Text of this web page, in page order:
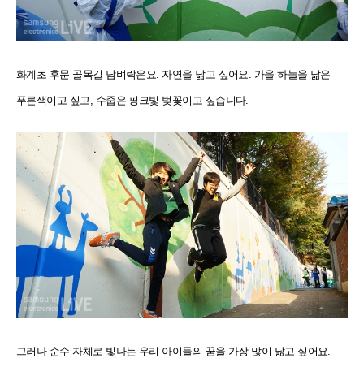
화계초 후문 골목길 담벼락은요. 자연을 닮고 싶어요. 가을 하늘을 닮은
푸른색이고 싶고, 수줍은 핑크빛 벚꽃이고 싶습니다.
그러나 순수 자체로 빛나는 우리 아이들의 꿈을 가장 많이 닮고 싶어요.